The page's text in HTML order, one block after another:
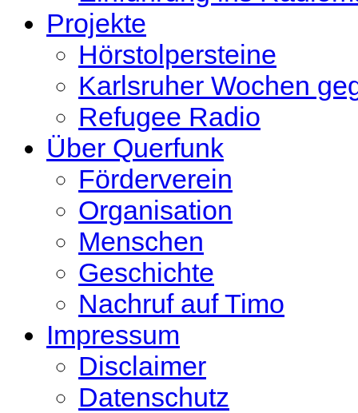
Projekte
Hörstolpersteine
Karlsruher Wochen
Refugee Radio
Über Querfunk
Förderverein
Organisation
Menschen
Geschichte
Nachruf auf Timo
Impressum
Disclaimer
Datenschutz